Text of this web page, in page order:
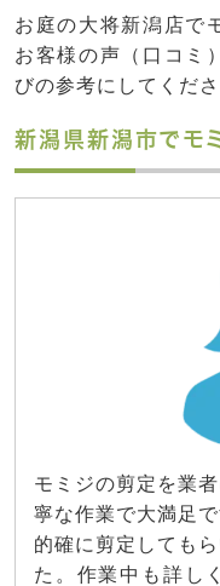
お庭の大将新潟店で
お客様の声（口コミ
びの参考にしてくださ
新潟県新潟市でモ
モミジの剪定を業
寧な作業で大満足
的確に剪定しても
た。作業中も詳し